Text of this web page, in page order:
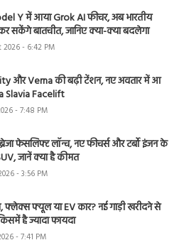
Y में आया Grok AI फीचर, अब भारतीय
सकेंगे बातचीत, जानिए क्या-क्या बदलेगा
2026 - 6:42 PM
और Verna की बढ़ी टेंशन, नए अवतार में आ
Slavia Facelift
- 7:48 PM
फेसलिफ्ट लॉन्च, नए फीचर्स और टर्बो इंजन के
जानें क्या है कीमत
- 3:56 PM
फ्लेक्स फ्यूल या EV कार? नई गाड़ी खरीदने से
है ज्यादा फायदा
- 7:41 PM